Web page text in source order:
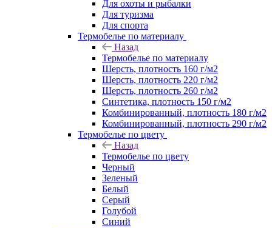
Для охоты и рыбалки
Для туризма
Для спорта
Термобелье по материалу
Назад
Термобелье по материалу
Шерсть, плотность 160 г/м2
Шерсть, плотность 220 г/м2
Шерсть, плотность 260 г/м2
Синтетика, плотность 150 г/м2
Комбинированный, плотность 180 г/м2
Комбинированный, плотность 290 г/м2
Термобелье по цвету
Назад
Термобелье по цвету
Черный
Зеленый
Белый
Серый
Голубой
Синий